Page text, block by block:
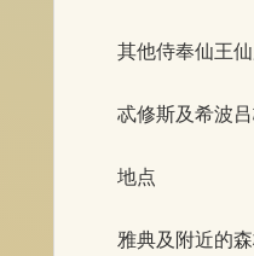
其他侍奉仙王仙
忒修斯及希波吕
地点
雅典及附近的森